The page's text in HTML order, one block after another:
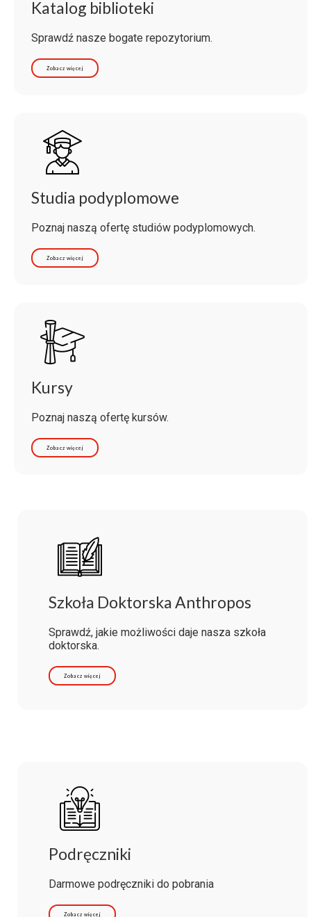
Katalog biblioteki
Sprawdź nasze bogate repozytorium.
Zobacz więcej
Studia podyplomowe
Poznaj naszą ofertę studiów podyplomowych.
Zobacz więcej
Kursy
Poznaj naszą ofertę kursów.
Zobacz więcej
Szkoła Doktorska Anthropos
Sprawdź, jakie możliwości daje nasza szkoła
doktorska.
Zobacz więcej
Podręczniki
Darmowe podręczniki do pobrania
Zobacz więcej